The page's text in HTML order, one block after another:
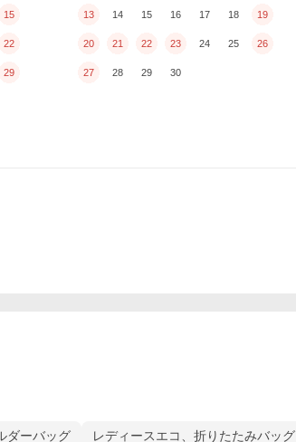
15
22
29
13 14 15 16 17 18 19
20 21 22 23 24 25 26
27 28 29 30
ダーバッグ レディースエコ、折りたたみバッグ